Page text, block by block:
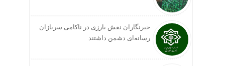
خبرنگاران نقش بارزی در ناکامی سربازان
رسانه‌ای دشمن داشتند